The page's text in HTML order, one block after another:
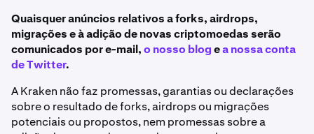
Quaisquer anúncios relativos a forks, airdrops,
migrações e à adição de novas criptomoedas serão
comunicados por e-mail,o nosso blogea nossa conta
de Twitter.
A Kraken não faz promessas, garantias ou declarações
sobre o resultado de forks, airdrops ou migrações
potenciais ou propostos, nem promessas sobre a